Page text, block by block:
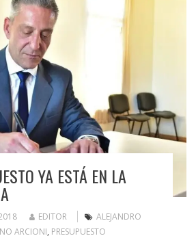
YA ESTÁ EN LA
EDITOR
ALEJANDRO
ARCIONI, PRESUPUESTO